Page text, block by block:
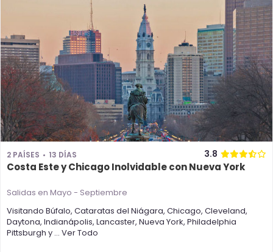
2 PAÍSES 13 DÍAS 3.8
Costa Este y Chicago Inolvidable con Nueva York
Salidas en Mayo - Septiembre
Visitando Búfalo, Cataratas del Niágara, Chicago, Cleveland,
Daytona, Indianápolis, Lancaster, Nueva York, Philadelphia
Pittsburgh y ... Ver Todo